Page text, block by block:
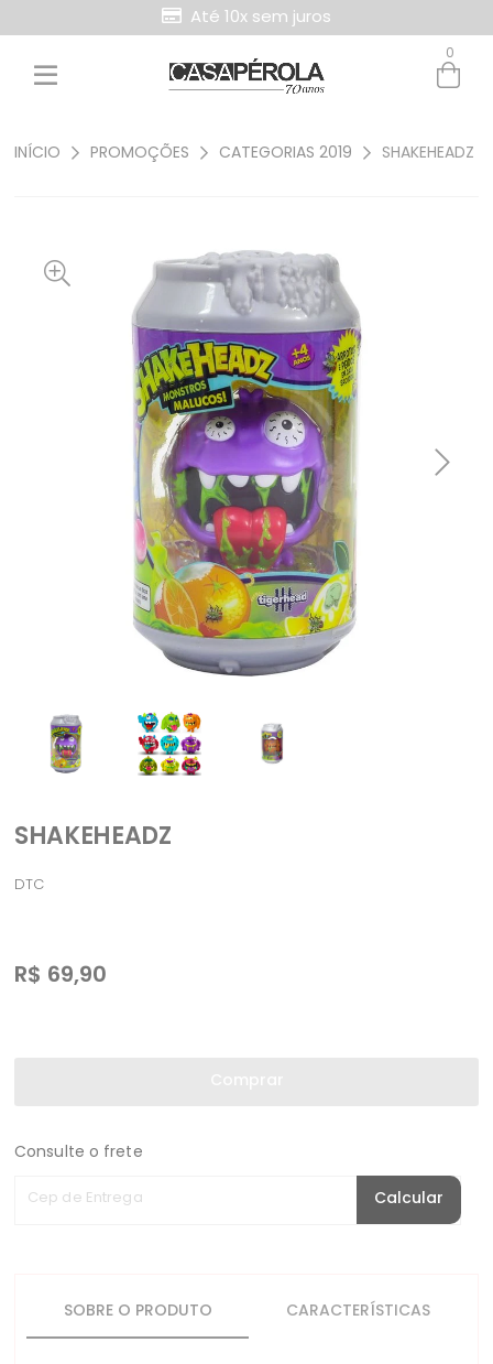
Até 10x sem juros
0
INÍCIO PROMOÇÕES CATEGORIAS 2019 SHAKEHEADZ
SHAKEHEADZ
DTC
R$ 69,90
Consulte o frete
Cep de Entrega Calcular
SOBRE O PRODUTO CARACTERÍSTICAS